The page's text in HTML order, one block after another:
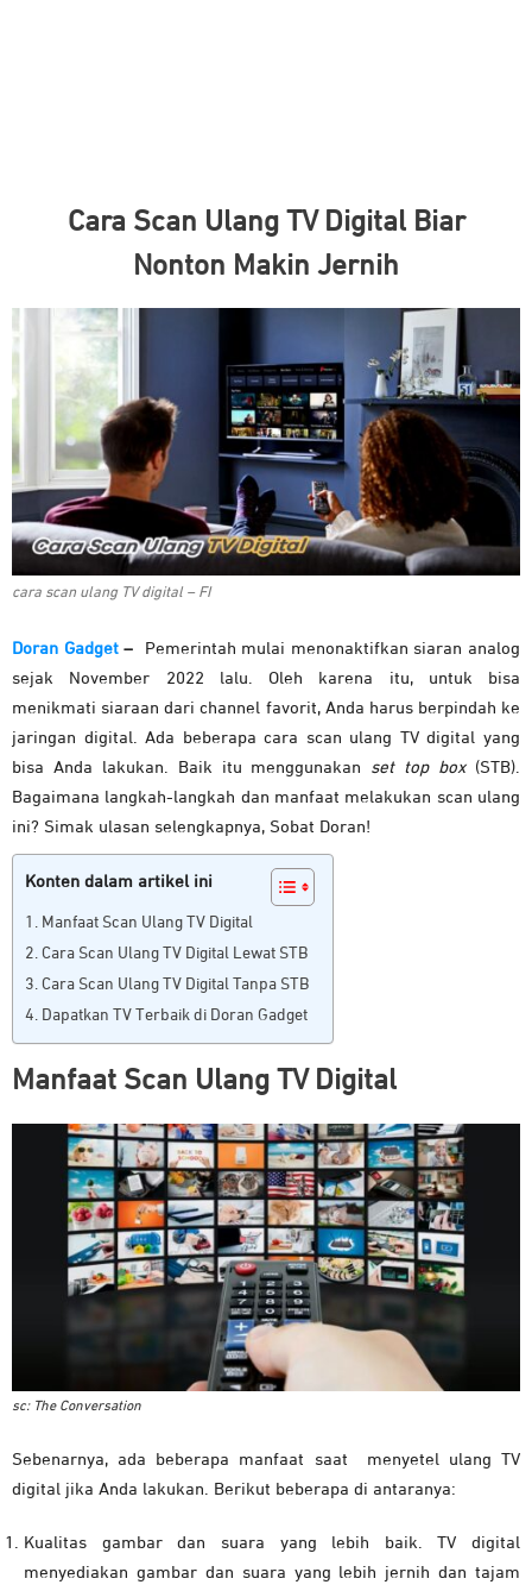
Cara Scan Ulang TV Digital Biar
Nonton Makin Jernih
cara scan ulang TV digital – FI
Doran Gadget–
Pemerintah mulai menonaktifkan siaran analog
sejak November 2022 lalu. Oleh karena itu, untuk bisa
menikmati siaraan dari channel favorit, Anda harus berpindah ke
jaringan digital. Ada beberapa cara scan ulang TV digital yang
bisa Anda lakukan. Baik itu menggunakan set top box(STB).
Bagaimana langkah-langkah dan manfaat melakukan scan ulang
ini? Simak ulasan selengkapnya, Sobat Doran!
Konten dalam artikel ini
Manfaat Scan Ulang TV Digital
Cara Scan Ulang TV Digital Lewat STB
Cara Scan Ulang TV Digital Tanpa STB
Dapatkan TV Terbaik di Doran Gadget
Manfaat Scan Ulang TV Digital
sc: The Conversation
Sebenarnya, ada beberapa manfaat saat menyetel ulang TV
digital jika Anda lakukan. Berikut beberapa di antaranya:
Kualitas gambar dan suara yang lebih baik. TV digital
menyediakan gambar dan suara yang lebih jernih dan tajam